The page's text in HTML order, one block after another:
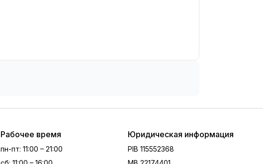
Рабочее время
пн-пт: 11:00 – 21:00
Юридическая информация
PIB 115552368